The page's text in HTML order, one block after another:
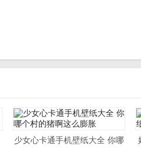
少女心卡通手机壁纸大全 你哪